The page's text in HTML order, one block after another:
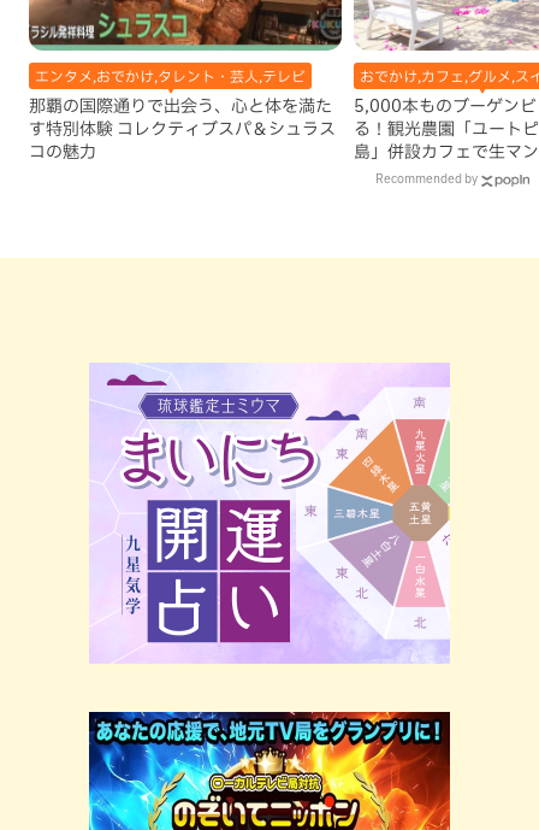
エンタメ,おでかけ,タレント・芸人,テレビ
那覇の国際通りで出会う、心と体を満た
す特別体験 コレクティブスパ＆シュラス
コの魅力
おでかけ,カフェ,グルメ,ス
5,000本ものブーゲン
る！観光農園「ユート
島」併設カフェで生マ
古島）
Recommended by